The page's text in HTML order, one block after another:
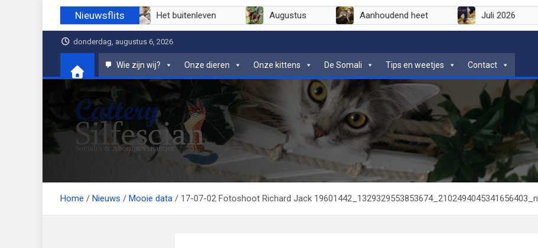
inhoud
Nieuwsflits
Juni 2026 Het buitenleven Augustus Aanhoudend heet Juli 2026
donderdag, augustus 6, 2026
Wie zijn wij? Onze dieren Onze kittens De Somali Tips en weetjes Contact
Cattery Silfescian
Somali's en soms Abessijn-variantjes
Home Nieuws Mooie data 17-07-02 Fotoshoot Richard Jack 19601442_1329329553853674_2102494045341656403_n